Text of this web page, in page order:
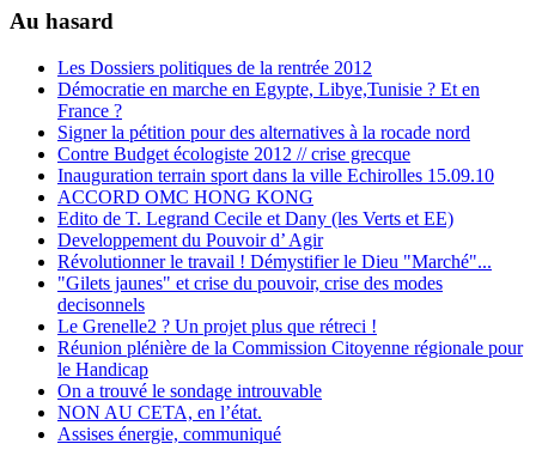
Au hasard
Les Dossiers politiques de la rentrée 2012
Démocratie en marche en Egypte, Libye,Tunisie ? Et en
France ?
Signer la pétition pour des alternatives à la rocade nord
Contre Budget écologiste 2012 // crise grecque
Inauguration terrain sport dans la ville Echirolles 15.09.10
ACCORD OMC HONG KONG
Edito de T. Legrand Cecile et Dany (les Verts et EE)
Developpement du Pouvoir d’ Agir
Révolutionner le travail ! Démystifier le Dieu "Marché"...
"Gilets jaunes" et crise du pouvoir, crise des modes
decisonnels
Le Grenelle2 ? Un projet plus que rétreci !
Réunion plénière de la Commission Citoyenne régionale pour
le Handicap
On a trouvé le sondage introuvable
NON AU CETA, en l’état.
Assises énergie, communiqué